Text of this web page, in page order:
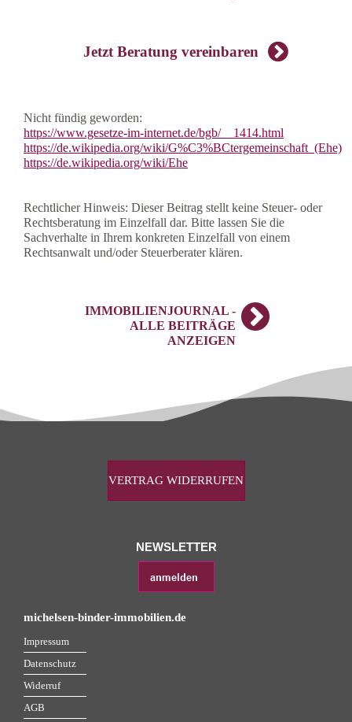
Jetzt Beratung vereinbaren
Nicht fündig geworden:
https://www.gesetze-im-internet.de/bgb/__1414.html
https://de.wikipedia.org/wiki/G%C3%BCtergemeinschaft_(Ehe)
https://de.wikipedia.org/wiki/Ehe
Rechtlicher Hinweis: Dieser Beitrag stellt keine Steuer- oder
Rechtsberatung im Einzelfall dar. Bitte lassen Sie die
Sachverhalte in Ihrem konkreten Einzelfall von einem
Rechtsanwalt und/oder Steuerberater klären.
IMMOBILIENJOURNAL -
ALLE BEITRÄGE
ANZEIGEN
VERTRAG WIDERRUFEN
NEWSLETTER
michelsen-binder-immobilien.de
Impressum
Datenschutz
Widerruf
AGB